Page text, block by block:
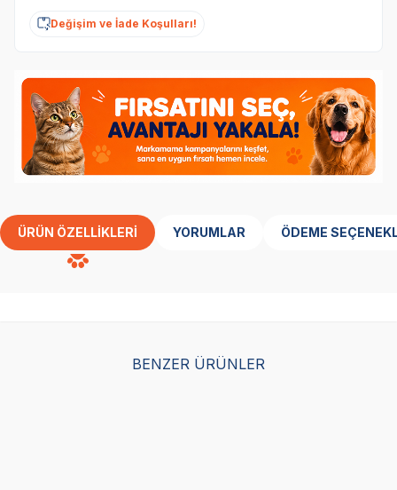
Değişim ve İade Koşulları!
ÜRÜN ÖZELLIKLERI YORUMLAR ÖDEME
BENZER ÜRÜNLER